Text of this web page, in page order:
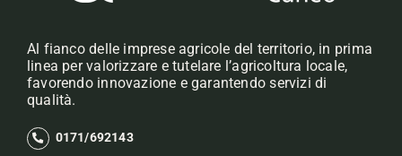
Al fianco delle imprese agricole del territorio, in prima
linea per valorizzare e tutelare l’agricoltura locale,
favorendo innovazione e garantendo servizi di
qualità.
0171/692143